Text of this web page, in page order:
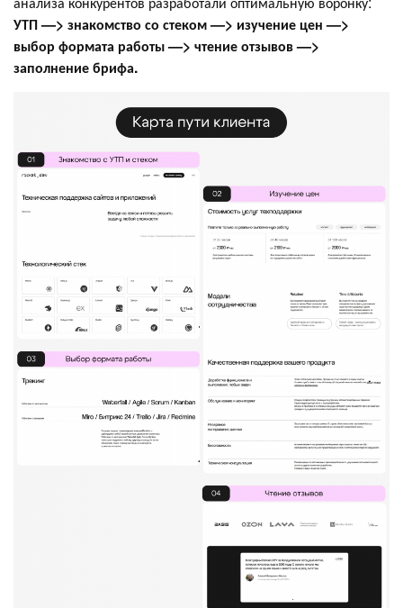
УТП —> знакомство со стеком —> изучение цен —>
выбор формата работы —> чтение отзывов —>
заполнение брифа.